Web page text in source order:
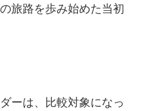
旅路を歩み始めた当初
ーは、比較対象になっ